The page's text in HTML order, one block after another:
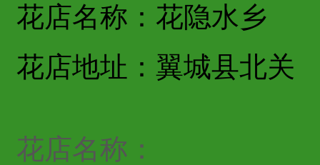
花店名称：花隐水乡
花店地址：翼城县北关
花店名称：